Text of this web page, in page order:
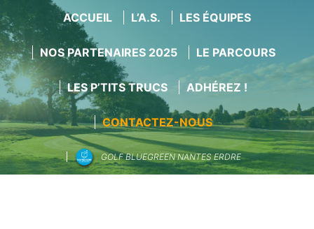
ACCUEIL L’A.S. LES ÉQUIPES
NOS PARTENAIRES 2025 LE PARCOURS
LES P’TITS TRUCS ADHÉREZ !
CONTACTEZ-NOUS
GOLF BLUEGREEN NANTES ERDRE